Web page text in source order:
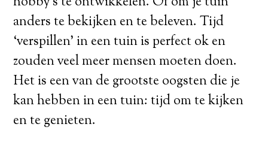
anders te bekijken en te beleven. Tijd
‘verspillen’ in een tuin is perfect ok en
zouden veel meer mensen moeten doen.
Het is een van de grootste oogsten die je
kan hebben in een tuin: tijd om te kijken
en te genieten.